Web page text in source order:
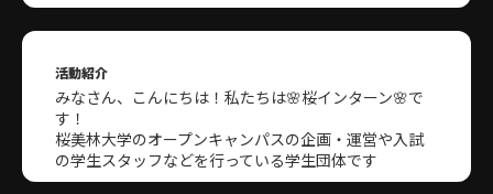
活動紹介
みなさん、こんにちは！私たちは🌸桜インターン🌸で
す！
桜美林大学のオープンキャンパスの企画・運営や入試
の学生スタッフなどを行っている学生団体です